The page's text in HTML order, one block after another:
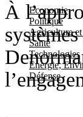
Economie
Politique
Agriculture
Santé
Technologies
Energie,
Défense
À